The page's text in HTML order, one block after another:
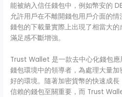
能被納入信任錢包中，例如幣安的
允許用戶在不離開錢包用戶介面的
錢包的下載量實際上出現了相當大
滿足感不斷增強。
Trust Wallet 是一款去中心化錢包
錢包環境中的領導者，為處理大量
好的環境。隨著加密貨幣的快速成
信賴的錢包至關重要，而 Trust